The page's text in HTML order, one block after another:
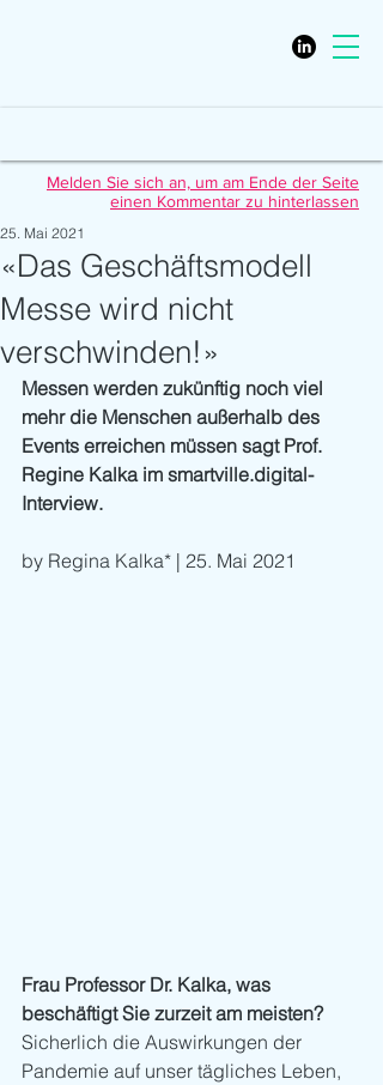
Melden Sie sich an, um am Ende der Seite
einen Kommentar zu hinterlassen
«Das Geschäftsmodell
Messe wird nicht
verschwinden!»
25. Mai 2021
Messen werden zukünftig noch viel
mehr die Menschen außerhalb des
Events erreichen müssen sagt Prof.
Regine Kalka im smartville.digital-
Interview.
by Regina Kalka* | 25. Mai 2021
Frau Professor Dr. Kalka, was
beschäftigt Sie zurzeit am meisten?
Sicherlich die Auswirkungen der
Pandemie auf unser tägliches Leben,